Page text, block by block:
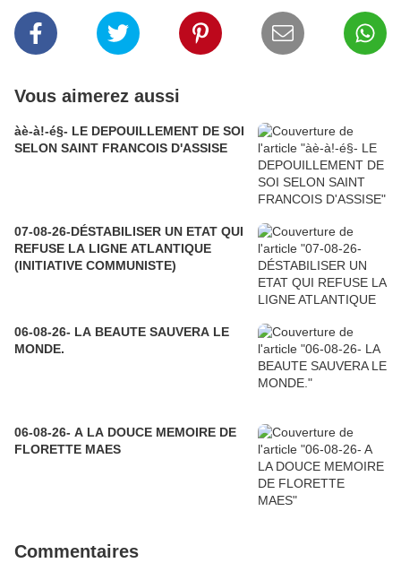
Vous aimerez aussi
àè-à!-é§- LE DEPOUILLEMENT DE SOI
SELON SAINT FRANCOIS D'ASSISE
07-08-26-DÉSTABILISER UN ETAT QUI
REFUSE LA LIGNE ATLANTIQUE
(INITIATIVE COMMUNISTE)
06-08-26- LA BEAUTE SAUVERA LE
MONDE.
06-08-26- A LA DOUCE MEMOIRE DE
FLORETTE MAES
Commentaires